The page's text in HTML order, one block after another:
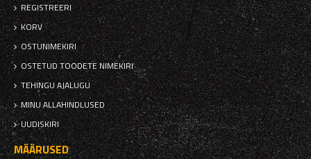
REGISTREERI
KORV
OSTUNIMEKIRI
OSTETUD TOODETE NIMEKIRI
TEHINGU AJALUGU
MINU ALLAHINDLUSED
UUDISKIRI
MÄÄRUSED